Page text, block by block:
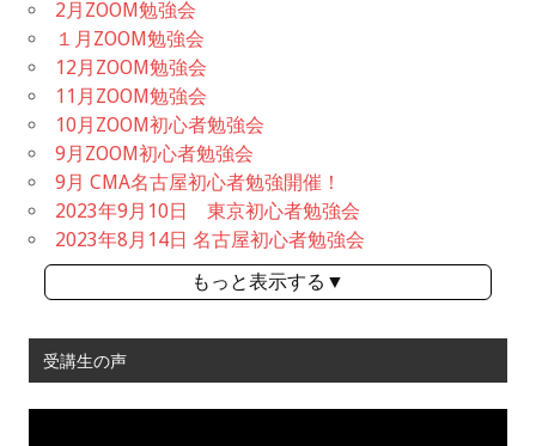
2月ZOOM勉強会
１月ZOOM勉強会
12月ZOOM勉強会
11月ZOOM勉強会
10月ZOOM初心者勉強会
9月ZOOM初心者勉強会
9月 CMA名古屋初心者勉強開催！
2023年9月10日 東京初心者勉強会
2023年8月14日 名古屋初心者勉強会
もっと表示する▼
受講生の声